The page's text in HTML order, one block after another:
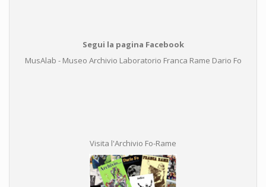
Segui la pagina Facebook
MusAlab - Museo Archivio Laboratorio Franca Rame Dario Fo
Visita l'Archivio Fo-Rame